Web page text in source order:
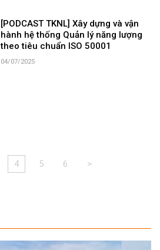
[PODCAST TKNL] Xây dựng và vận
hành hệ thống Quản lý năng lượng
theo tiêu chuẩn ISO 50001
04/07/2025
4 5 6 >